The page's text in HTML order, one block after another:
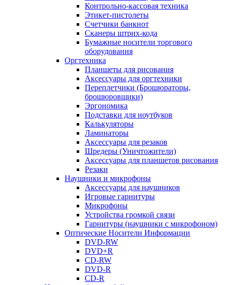
Контрольно-кассовая техника
Этикет-пистолеты
Счетчики банкнот
Сканеры штрих-кода
Бумажные носители торгового
оборудования
Оргтехника
Планшеты для рисования
Аксессуары для оргтехники
Переплетчики (Брошюраторы,
брошюровщики)
Эргономика
Подставки для ноутбуков
Калькуляторы
Ламинаторы
Аксессуары для резаков
Шредеры (Уничтожители)
Аксессуары для планшетов рисования
Резаки
Наушники и микрофоны
Аксессуары для наушников
Игровые гарнитуры
Микрофоны
Устройства громкой связи
Гарнитуры (наушники с микрофоном)
Оптические Носители Информации
DVD-RW
DVD+R
CD-RW
DVD-R
CD-R